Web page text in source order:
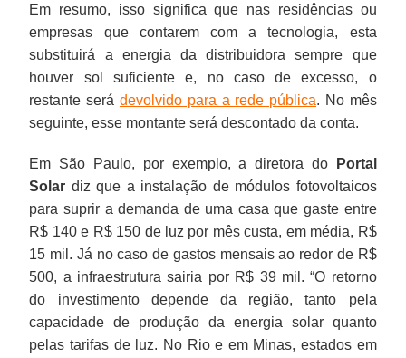
Em resumo, isso significa que nas residências ou
empresas que contarem com a tecnologia, esta
substituirá a energia da distribuidora sempre que
houver sol suficiente e, no caso de excesso, o
restante será devolvido para a rede pública. No mês
seguinte, esse montante será descontado da conta.
Em São Paulo, por exemplo, a diretora do
Portal
Solar diz que a instalação de módulos fotovoltaicos
para suprir a demanda de uma casa que gaste entre
R$ 140 e R$ 150 de luz por mês custa, em média, R$
15 mil. Já no caso de gastos mensais ao redor de R$
500, a infraestrutura sairia por R$ 39 mil. “O retorno
do investimento depende da região, tanto pela
capacidade de produção da energia solar quanto
pelas tarifas de luz. No Rio e em Minas, estados em